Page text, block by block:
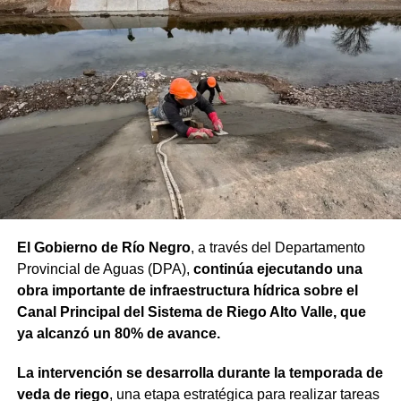
seguir fortaleciendo”, sostuvo.
“Proyectos de esta envergadura serían imposibles de
concretar sin este financiamiento internacional. Todo
nuestro agradecimiento al BID por confiar en el camino
que estamos recorriendo y en la visión de futuro que
tenemos para Río Negro”, dijo el gobernador.
Finalmente, el mandatario aseveró que “el rumbo está
claro y genera confianza, ahora el desafío es seguir
beneficios de estas inversiones”.
Weretilneck estuvo acompañado por los ministros de
Desarrollo Económico y Productivo, Carlos Banacloy; de
Salud, Demetrio Thalasselis y de Hacienda, Gabriel
Provincial de Coordinación y Ejecución del
El Gobierno de Río Negro, a través del Departamento
Provincial de Aguas (DPA), continúa ejecutando una
obra importante de infraestructura hídrica sobre el
Canal Principal del Sistema de Riego Alto Valle, que
ya alcanzó un 80% de avance.
La intervención se desarrolla durante la temporada de
veda de riego, una etapa estratégica para realizar tareas